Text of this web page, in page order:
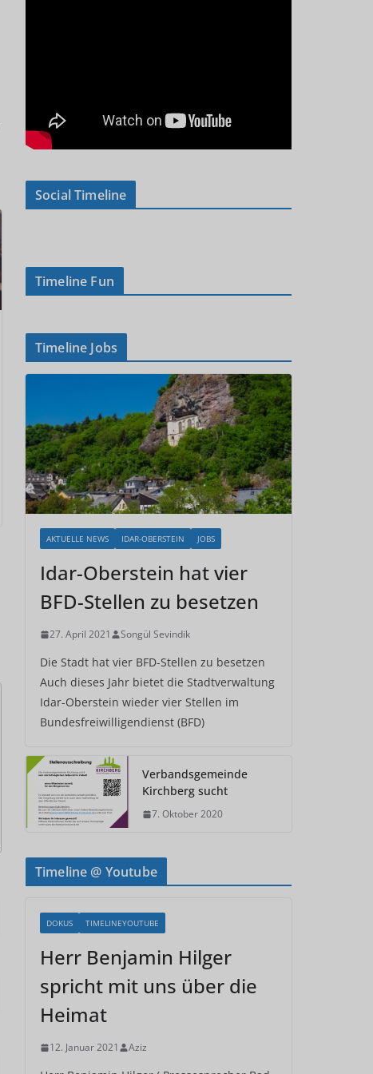
Social Timeline
Timeline Fun
Timeline Jobs
AKTUELLE NEWS IDAR-OBERSTEIN JOBS
Idar-Oberstein hat vier
BFD-Stellen zu besetzen
27. April 2021 Songül Sevindik
Die Stadt hat vier BFD-Stellen zu besetzen
Auch dieses Jahr bietet die Stadtverwaltung
Idar-Oberstein wieder vier Stellen im
Bundesfreiwilligendienst (BFD)
Verbandsgemeinde
Kirchberg sucht
7. Oktober 2020
Timeline @ Youtube
DOKUS TIMELINEYOUTUBE
Herr Benjamin Hilger
spricht mit uns über die
Heimat
12. Januar 2021 Aziz